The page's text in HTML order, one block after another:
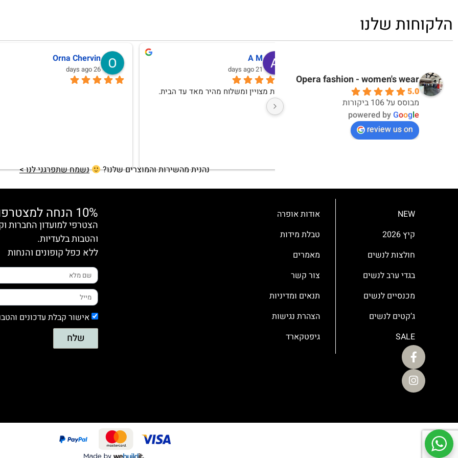
הלקוחות שלנו
Opera fashion - women's wear
5.0
מבוסס על 106 ביקורות
powered byGoogle
review us on
אחלה חוויית קנייה ואחלה מוצרים
10 months ago
Anat Weksler
10 months ago
נהנית מהשירות והמוצרים שלנו? נשמח שתפרגני לנו >
NEW
קיץ 2026
חולצות לנשים
בגדי ערב לנשים
מכנסיים לנשים
ג’קטים לנשים
SALE
אודות אופרה
טבלת מידות
מאמרים
צור קשר
תנאים ומדיניות
הצהרת נגישות
גיפטקארד
10% הנחה למצטרפות חדשות
והטבות בלעדיות.
ללא כפל קופונים והנחות
אישור קבלת עדכונים
שלח